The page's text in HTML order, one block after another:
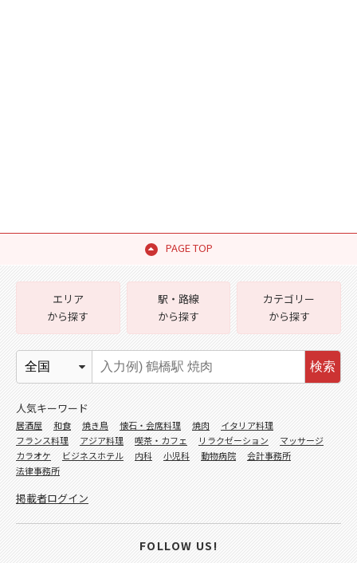
PAGE TOP
エリア
から探す
駅・路線
から探す
カテゴリー
から探す
検索
人気キーワード
居酒屋 和食 焼き鳥 懐石・会席料理 焼肉
イタリア料理
フランス料理
アジア料理 喫茶・カフェ リラクゼーション
マッサージ
カラオケ
ビジネスホテル 内科 小児科 動物病院
会計事務所
法律事務所
掲載者ログイン
FOLLOW US!